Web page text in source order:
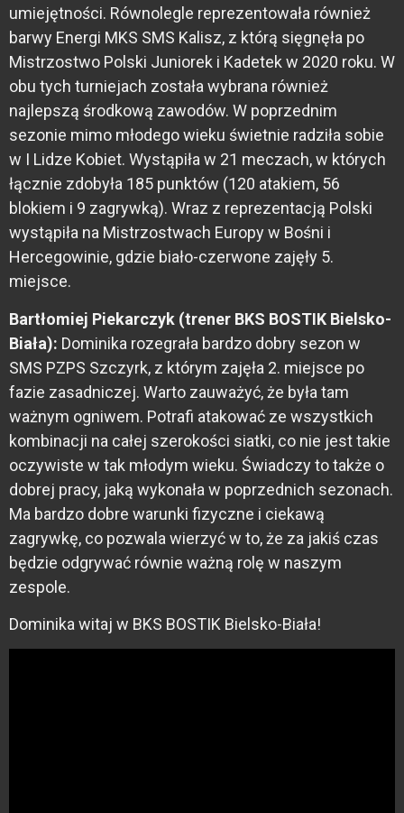
umiejętności. Równolegle reprezentowała również
barwy Energi MKS SMS Kalisz, z którą sięgnęła po
Mistrzostwo Polski Juniorek i Kadetek w 2020 roku. W
obu tych turniejach została wybrana również
najlepszą środkową zawodów. W poprzednim
sezonie mimo młodego wieku świetnie radziła sobie
w I Lidze Kobiet. Wystąpiła w 21 meczach, w których
łącznie zdobyła 185 punktów (120 atakiem, 56
blokiem i 9 zagrywką). Wraz z reprezentacją Polski
wystąpiła na Mistrzostwach Europy w Bośni i
Hercegowinie, gdzie biało-czerwone zajęły 5.
miejsce.
Bartłomiej Piekarczyk (trener BKS BOSTIK Bielsko-
Biała): Dominika rozegrała bardzo dobry sezon w
SMS PZPS Szczyrk, z którym zajęła 2. miejsce po
fazie zasadniczej. Warto zauważyć, że była tam
ważnym ogniwem. Potrafi atakować ze wszystkich
kombinacji na całej szerokości siatki, co nie jest takie
oczywiste w tak młodym wieku. Świadczy to także o
dobrej pracy, jaką wykonała w poprzednich sezonach.
Ma bardzo dobre warunki fizyczne i ciekawą
zagrywkę, co pozwala wierzyć w to, że za jakiś czas
będzie odgrywać równie ważną rolę w naszym
zespole.
Dominika witaj w BKS BOSTIK Bielsko-Biała!